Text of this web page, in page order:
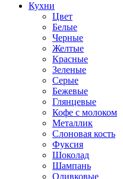
Кухни
Цвет
Белые
Черные
Желтые
Красные
Зеленые
Серые
Бежевые
Глянцевые
Кофе с молоком
Металлик
Слоновая кость
Фуксия
Шоколад
Шампань
Оливковые